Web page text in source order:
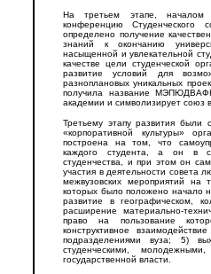
На третьем этапе, началом
конференцию Студенческого
определено получение
знаний к окончанию
насыщенной и увлекательной
качестве цели студенческой
развитие условий для
разноплановых уникальных
получила название
академии и символизирует союз
Третьему этапу развития были
«корпоративной культуры»
построена на том, что
каждого студента, а он в
студенчества, и при этом он
участия в деятельности совета
межвузовских мероприятий на
которых было положено начало
развитие в географическом,
расширение материально-
право на пользование
конструктивное
подразделениями вуза; 5)
студенческими,
государственной власти.